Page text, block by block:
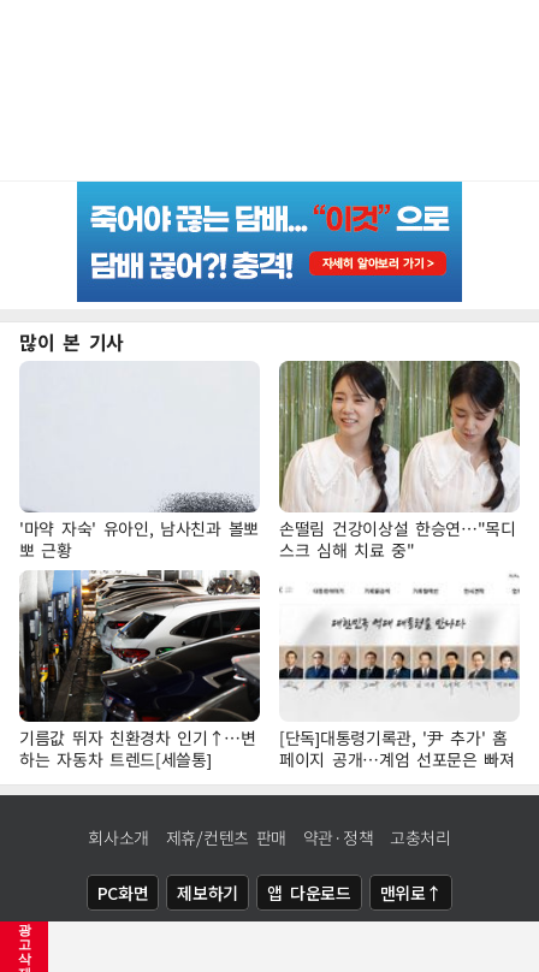
광
고
삭
많이 본 기사
'마약 자숙' 유아인, 남사친과 볼뽀
뽀 근황
손떨림 건강이상설 한승연…"목디
스크 심해 치료 중"
기름값 뛰자 친환경차 인기↑…변
하는 자동차 트렌드[세쓸통]
[단독]대통령기록관, '尹 추가' 홈
페이지 공개…계엄 선포문은 빠져
회사소개 제휴/컨텐츠 판매 약관·정책 고충처리
PC화면 제보하기 앱 다운로드 맨위로↑